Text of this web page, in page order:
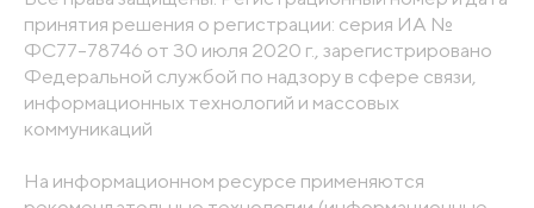
принятия решения о регистрации: серия ИА №
ФС77-78746 от 30 июля 2020 г., зарегистрировано
Федеральной службой по надзору в сфере связи,
информационных технологий и массовых
коммуникаций
На информационном ресурсе применяются